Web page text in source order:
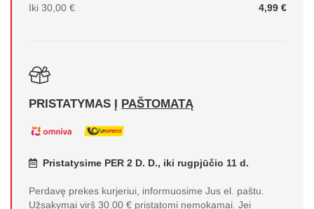
Iki 30,00 € 4,99 €
PRISTATYMAS Į PAŠTOMATĄ
Pristatysime PER 2 D. D., iki rugpjūčio 11 d.
Perdavę prekes kurjeriui, informuosime Jus el. paštu.
Užsakymai virš 30.00 € pristatomi nemokamai. Jei